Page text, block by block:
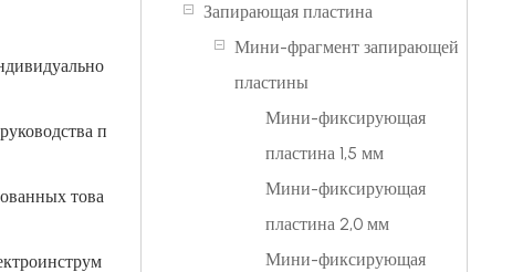
п
това
Запирающая пластина
Мини-фрагмент запирающей
пластины
Мини-фиксирующая
пластина 1,5 мм
Мини-фиксирующая
пластина 2,0 мм
Мини-фиксирующая